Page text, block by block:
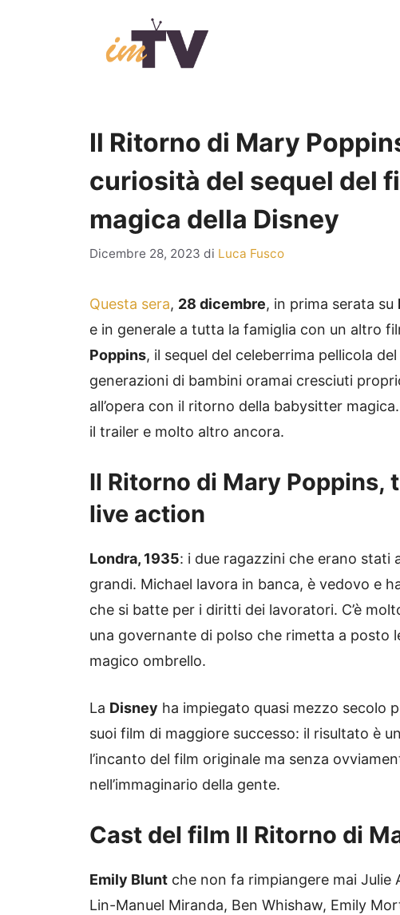
Il Ritorno di Mary
curiosità del sequel del
magica della Disney
Dicembre 28, 2023 di Luca Fusco
Questa sera, 28 dicembre, in prima serata su
e in generale a tutta la famiglia con un altro
Poppins, il sequel del celeberrima pellicola
generazioni di bambini oramai cresciuti
all’opera con il ritorno della babysitter
il trailer e molto altro ancora.
Il Ritorno di Mary Poppins,
live action
Londra, 1935: i due ragazzini che erano stati
grandi. Michael lavora in banca, è vedovo e
che si batte per i diritti dei lavoratori. C’è
una governante di polso che rimetta a posto
magico ombrello.
La Disney ha impiegato quasi mezzo secolo
suoi film di maggiore successo: il risultato è
l’incanto del film originale ma senza
nell’immaginario della gente.
Cast del film Il Ritorno di
Emily Blunt che non fa rimpiangere mai Julie
Lin-Manuel Miranda, Ben Whishaw, Emily